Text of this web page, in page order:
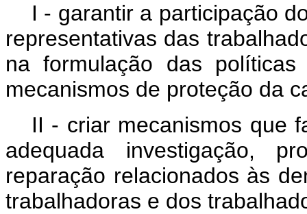
I - garantir a participação
representativas das
na formulação das
mecanismos de proteção da
II - criar mecanismos que
adequada investigação,
reparação relacionados às
trabalhadoras e dos